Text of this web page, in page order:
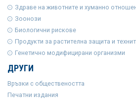
Здраве на животните и хуманно
Зоонози
Биологични рискове
Продукти за растителна защита и
Генетично модифицирани организми
ДРУГИ
Връзки с обществеността
Печатни издания